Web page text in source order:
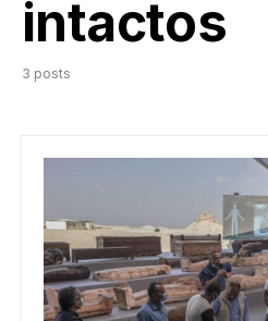
intactos
3 posts